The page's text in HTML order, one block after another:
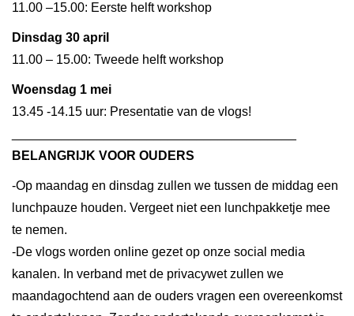
11.00 –15.00: Eerste helft workshop
Dinsdag 30 april
11.00 – 15.00: Tweede helft workshop
Woensdag 1 mei
13.45 -14.15 uur: Presentatie van de vlogs!
BELANGRIJK VOOR OUDERS
-Op maandag en dinsdag zullen we tussen de middag een
lunchpauze houden. Vergeet niet een lunchpakketje mee
te nemen.
-De vlogs worden online gezet op onze social media
kanalen. In verband met de privacywet zullen we
maandagochtend aan de ouders vragen een overeenkomst